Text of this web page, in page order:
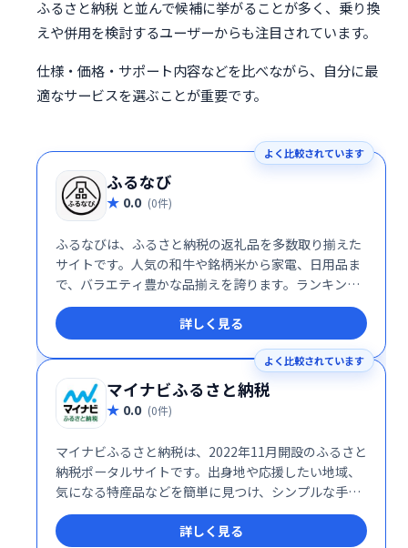
ふるさと納税 と並んで候補に挙がることが多く、乗り換
えや併用を検討するユーザーからも注目されています。
仕様・価格・サポート内容などを比べながら、自分に最
適なサービスを選ぶことが重要です。
よく比較されています
ふるなび
0.0 (0件)
ふるなびは、ふるさと納税の返礼品を多数取り揃えた
サイトです。人気の和牛や銘柄米から家電、日用品ま
で、バラエティ豊かな品揃えを誇ります。ランキング
やおすすめ特集で、お好みの返礼品を簡単に探せま
す。ふるさと納税を検討するなら、ぜひふるなびをご
利用ください。
詳しく見る
よく比較されています
マイナビふるさと納税
0.0 (0件)
マイナビふるさと納税は、2022年11月開設のふるさと
納税ポータルサイトです。出身地や応援したい地域、
気になる特産品などを簡単に見つけ、シンプルな手続
きで寄付できます。生まれ故郷への貢献や、地方自治
体への支援をスムーズに行いたい方におすすめです。
詳しく見る